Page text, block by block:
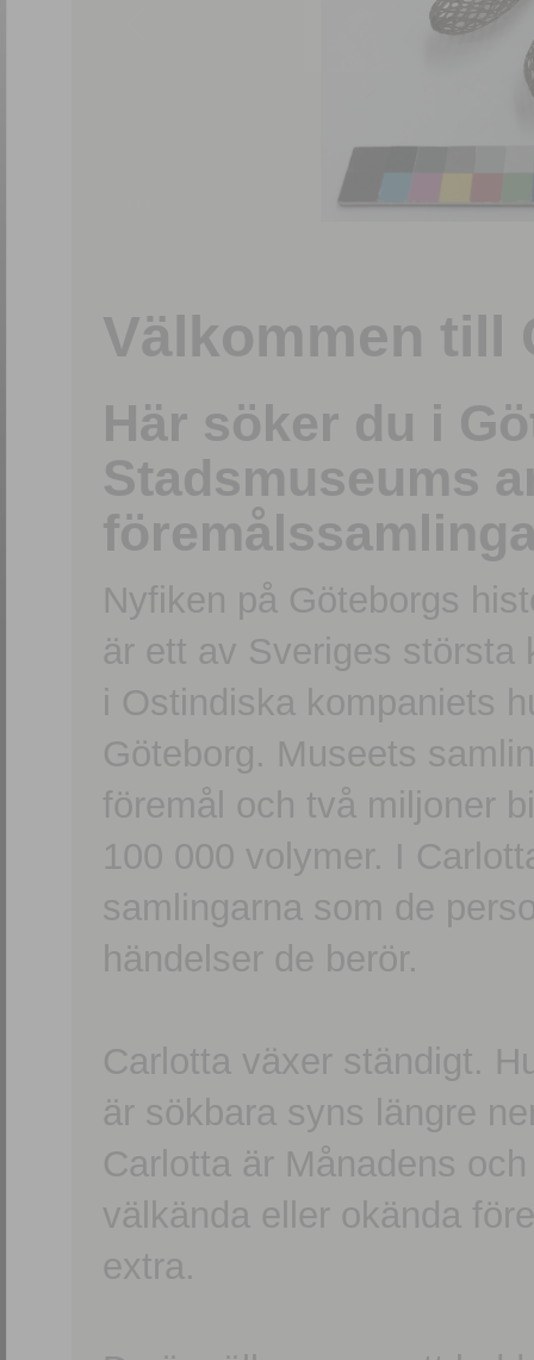
Välkommen till
Här söker du i
Stadsmuseums
Nyfiken på Göteborgs
är ett av Sveriges största
i Ostindiska kompaniets
Göteborg. Museets
föremål och två miljoner
100 000 volymer. I
samlingarna som de
händelser de berör.
Carlotta växer ständigt.
är sökbara syns längre
Carlotta är Månadens
välkända eller okända
extra.